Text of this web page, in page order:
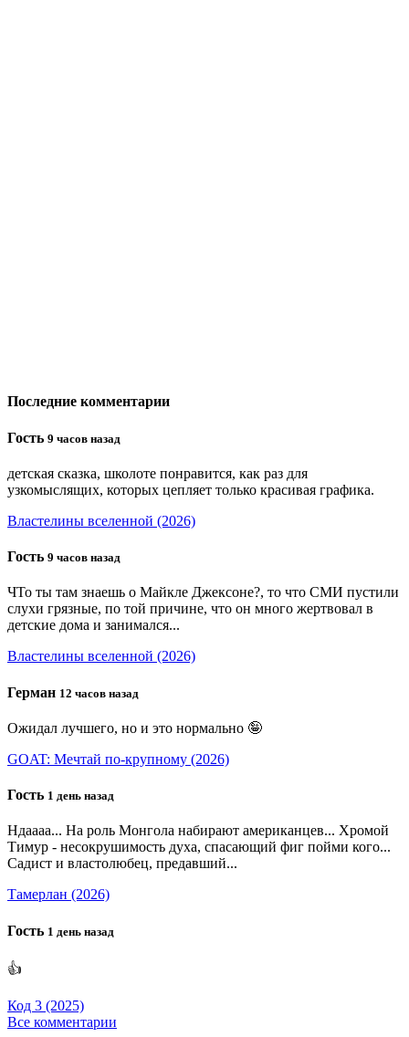
Последние комментарии
Гость 9 часов назад
детская сказка, школоте понравится, как раз для
узкомыслящих, которых цепляет только красивая графика.
Властелины вселенной (2026)
Гость 9 часов назад
ЧТо ты там знаешь о Майкле Джексоне?, то что СМИ пустили
слухи грязные, по той причине, что он много жертвовал в
детские дома и занимался...
Властелины вселенной (2026)
Герман 12 часов назад
Ожидал лучшего, но и это нормально 🤪
GOAT: Мечтай по-крупному (2026)
Гость 1 день назад
Ндаааа... На роль Монгола набирают американцев... Хромой
Тимур - несокрушимость духа, спасающий фиг пойми кого...
Садист и властолюбец, предавший...
Тамерлан (2026)
Гость 1 день назад
👍
Код 3 (2025)
Все комментарии